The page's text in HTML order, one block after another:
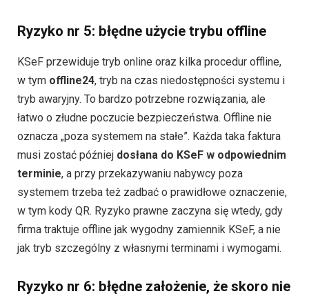
Ryzyko nr 5: błędne użycie trybu offline
KSeF przewiduje tryb online oraz kilka procedur offline,
w tym offline24, tryb na czas niedostępności systemu i
tryb awaryjny. To bardzo potrzebne rozwiązania, ale
łatwo o złudne poczucie bezpieczeństwa. Offline nie
oznacza „poza systemem na stałe”. Każda taka faktura
musi zostać później dosłana do KSeF w odpowiednim
terminie, a przy przekazywaniu nabywcy poza
systemem trzeba też zadbać o prawidłowe oznaczenie,
w tym kody QR. Ryzyko prawne zaczyna się wtedy, gdy
firma traktuje offline jak wygodny zamiennik KSeF, a nie
jak tryb szczególny z własnymi terminami i wymogami.
Ryzyko nr 6: błędne założenie, że skoro nie